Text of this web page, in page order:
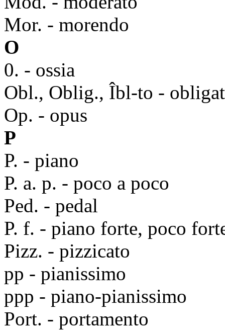
Mor. - morendo
O
0. - ossia
Obl., Oblig., Îbl-to -
Op. - opus
P
P. - piano
P. a. p. - poco a poco
Ped. - pedal
P. f. - piano forte, poco
Pizz. - pizzicato
pp - pianissimo
ppp - piano-pianissimo
Port. - portamento